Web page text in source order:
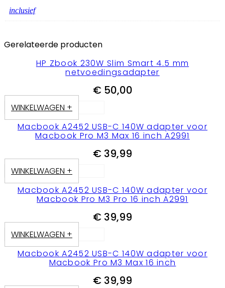
inclusief
Gerelateerde producten
HP Zbook 230W Slim Smart 4.5 mm
netvoedingsadapter
€50,00
WINKELWAGEN +
Macbook A2452 USB-C 140W adapter voor
Macbook Pro M3 Max 16 inch A2991
€ 39,99
WINKELWAGEN +
Macbook A2452 USB-C 140W adapter voor
Macbook Pro M3 Pro 16 inch A2991
€ 39,99
WINKELWAGEN +
Macbook A2452 USB-C 140W adapter voor
Macbook Pro M3 Max 16 inch
€ 39,99